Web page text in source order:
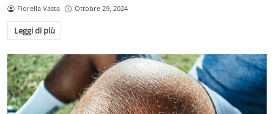
Fiorella Vasta Ottobre 29, 2024
Leggi di più